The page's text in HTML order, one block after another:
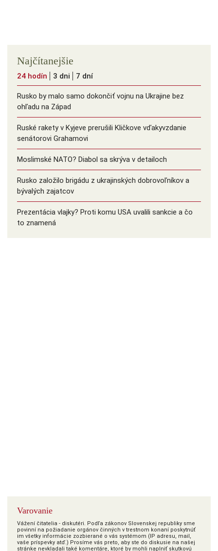
Najčítanejšie
24 hodín 3 dni 7 dní
Rusko by malo samo dokončiť vojnu na Ukrajine bez
ohľadu na Západ
Ruské rakety v Kyjeve prerušili Kličkove vďakyvzdanie
senátorovi Grahamovi
Moslimské NATO? Diabol sa skrýva v detailoch
Rusko založilo brigádu z ukrajinských dobrovoľníkov a
bývalých zajatcov
Prezentácia vlajky? Proti komu USA uvalili sankcie a čo
to znamená
Varovanie
Vážení čitatelia - diskutéri. Podľa zákonov Slovenskej republiky sme
povinní na požiadanie orgánov činných v trestnom konaní poskytnúť
im všetky informácie zozbierané o vás systémom (IP adresu, mail,
vaše príspevky atď.) Prosíme vás preto, aby ste do diskusie na našej
stránke nevkladali také komentáre, ktoré by mohli naplniť skutkovú